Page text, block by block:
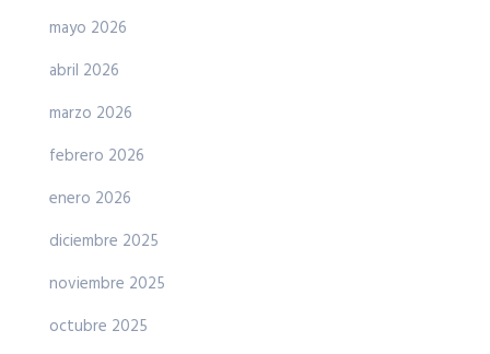
mayo 2026
abril 2026
marzo 2026
febrero 2026
enero 2026
diciembre 2025
noviembre 2025
octubre 2025